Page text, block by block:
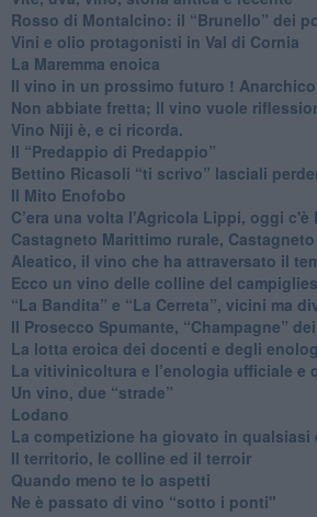
​Rosso di Montalcino: il “Brunello” dei
Vini e olio protagonisti in Val di Cornia
​La Maremma enoica
Il vino in un prossimo futuro !
​Non abbiate fretta; Il vino vuole
​Vino Niji è, e ci ricorda.
Il “Predappio di Predappio”
Bettino Ricasoli “ti scrivo” lasciali
Il Mito Enofobo
​C’era una volta l'Agricola Lippi, oggi c'è
​Castagneto Marittimo rurale,
Aleatico, il vino che ha attraversato il
Ecco un vino delle colline del
“La Bandita” e “La Cerreta”, vicini ma
​Il Prosecco Spumante, “Champagne”
​La lotta eroica dei docenti e degli
​La vitivinicoltura e l’enologia ufficiale e
​Un vino, due “strade”
Lodano
​La competizione ha giovato in qualsiasi
Il territorio, le colline ed il terroir
Quando meno te lo aspetti
​Ne è passato di vino “sotto i ponti"